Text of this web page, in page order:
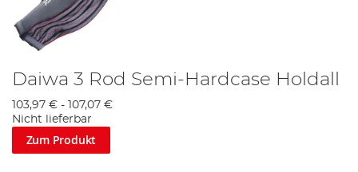
Daiwa 3 Rod Semi-Hardcase Holdall
103,97 € -
107,07 €
Nicht lieferbar
Zum Produkt